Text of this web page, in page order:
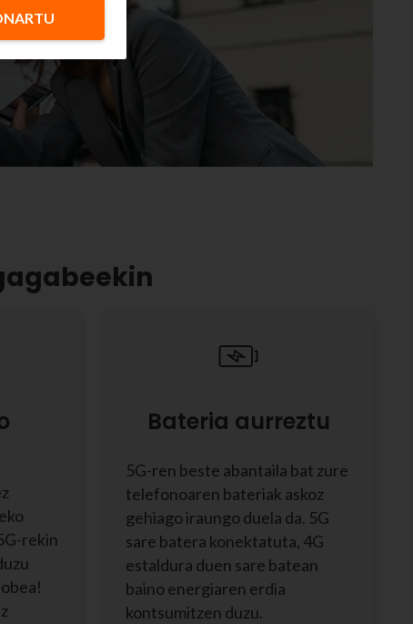
rekin
Bateria aurreztu
5G-ren beste abantaila bat zure
telefonoaren bateriak askoz
gehiago iraungo duela da. 5G
sare batera konektatuta, 4G
estaldura duen sare batean
baino energiaren erdia
kontsumitzen duzu.